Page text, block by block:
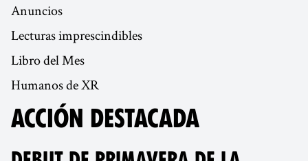
Anuncios
Lecturas imprescindibles
Libro del Mes
Humanos de XR
ACCIÓN DESTACADA